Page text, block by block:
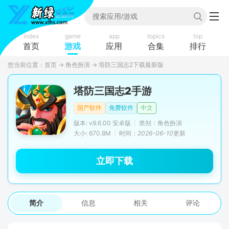
index
首页
game
游戏
app
应用
topics
合集
top
排行
您当前位置： 首页 → 角色扮演 → 塔防三国志2下载最新版
塔防三国志2手游
国产软件 免费软件
中文
版本: v9.6.00 安卓版
类别：角色扮演
大小: 670.8M
时间： 2026-06-10更新
立即下载
简介 信息 相关 评论